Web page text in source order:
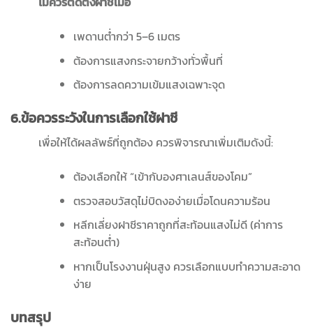
เพดานต่ำกว่า 5–6 เมตร
ต้องการแสงกระจายกว้างทั่วพื้นที่
ต้องการลดความเข้มแสงเฉพาะจุด
6.ข้อควรระวังในการเลือกใช้ฝาชี
เพื่อให้ได้ผลลัพธ์ที่ถูกต้อง ควรพิจารณาเพิ่มเติมดังนี้:
ต้องเลือกให้ “เข้ากับองศาเลนส์ของโคม”
ตรวจสอบวัสดุไม่บิดงอง่ายเมื่อโดนความร้อน
หลีกเลี่ยงฝาชีราคาถูกที่สะท้อนแสงไม่ดี (ค่าการ
สะท้อนต่ำ)
หากเป็นโรงงานฝุ่นสูง ควรเลือกแบบทำความสะอาด
ง่าย
บทสรุป